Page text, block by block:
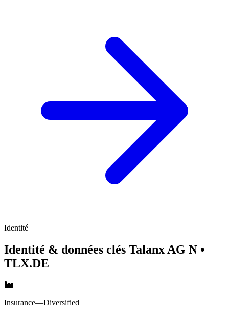
Identité
Identité & données clés Talanx AG N •
TLX.DE
Insurance—Diversified